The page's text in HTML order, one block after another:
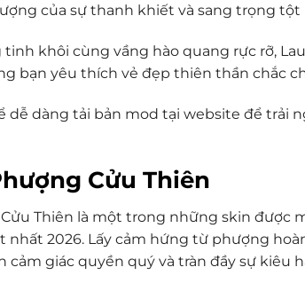
của sự thanh khiết và sang trọng tột
tinh khôi cùng vầng hào quang rực rỡ,
bạn yêu thích vẻ đẹp thiên thần chắc
dễ dàng tải bản mod tại website để trải
Cửu Thiên
Thiên là một trong những skin được
nhất 2026. Lấy cảm hứng từ phượng
cảm giác quyền quý và tràn đầy sự kiêu